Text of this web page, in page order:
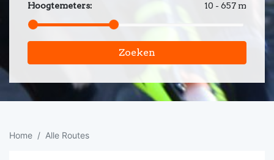
Hoogtemeters: 10 - 657 m
Zoeken
Home Alle Routes